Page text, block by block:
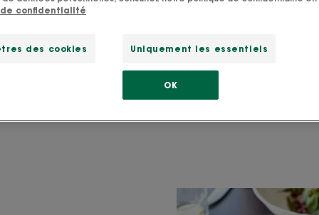
long tableau de ses méfaits s’ajoute désormais la
études, plus de 30% de ceux qui l’ont contracté ont
conséquente. La faute aux nombreux
de panique ! Nous sommes là pour vous aider à
confidentialité
des cookies Uniquement les essentiels
OK